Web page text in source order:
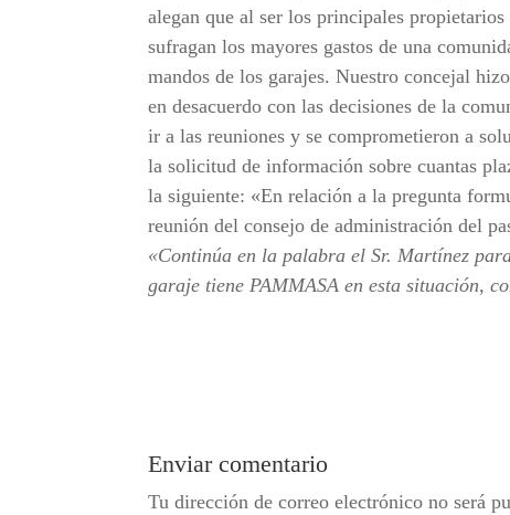
alegan que al ser los principales
sufragan los mayores gastos de una
mandos de los garajes. Nuestro concejal
en desacuerdo con las decisiones de la
ir a las reuniones y se comprometieron a
la solicitud de información sobre cuantas
la siguiente: «En relación a la pregunta
reunión del consejo de administración del
«Continúa en la palabra el Sr. Martínez
garaje tiene PAMMASA en esta situación,
Enviar comentario
Tu dirección de correo electrónico no será